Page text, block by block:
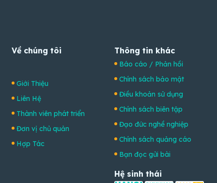
Về chúng tôi
Giới Thiệu
Liên Hệ
Thành viên phát triển
Đơn vị chủ quản
Hợp Tác
Thông tin khác
Báo cáo / Phản hồi
Chính sách bảo mật
Điều khoản sử dụng
Chính sách biên tập
Đạo đức nghề nghiệp
Chính sách quảng cáo
Bạn đọc gửi bài
Hệ sinh thái